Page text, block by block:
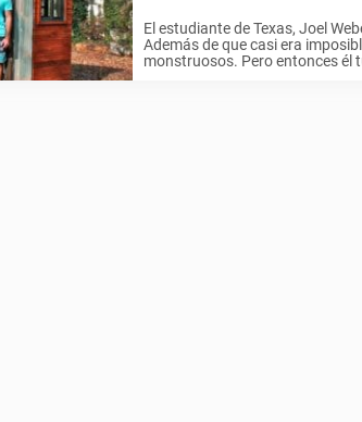
El estudiante de Texas, Joel
Además de que casi era
monstruosos. Pero entonces él